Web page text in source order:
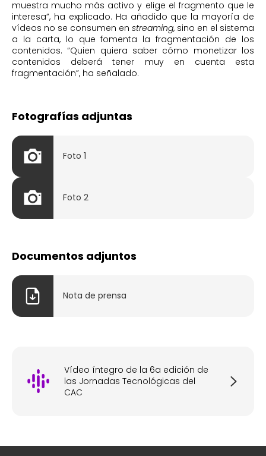
muestra mucho más activo y elige el fragmento que le
interesa”, ha explicado. Ha añadido que la mayoría de
vídeos no se consumen en streaming, sino en el sistema
a la carta, lo que fomenta la fragmentación de los
contenidos. “Quien quiera saber cómo monetizar los
contenidos deberá tener muy en cuenta esta
fragmentación”, ha señalado.
Fotografías adjuntas
Foto 1
Foto 2
Documentos adjuntos
Nota de prensa
Vídeo íntegro de la 6a edición de
las Jornadas Tecnológicas del
CAC